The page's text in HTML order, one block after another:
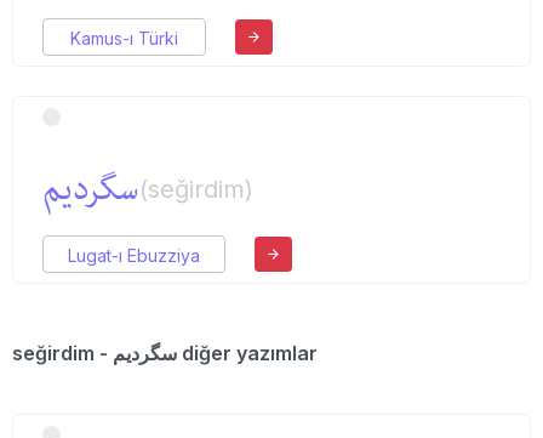
Kamus-ı Türki
سگردیم(seğirdim)
Lugat-ı Ebuzziya
seğirdim - سگردیم diğer yazımlar